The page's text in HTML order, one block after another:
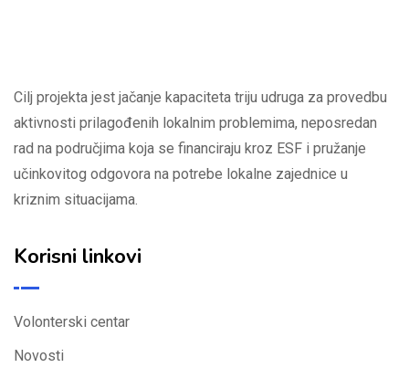
Cilj projekta jest jačanje kapaciteta triju udruga za provedbu
aktivnosti prilagođenih lokalnim problemima, neposredan
rad na područjima koja se financiraju kroz ESF i pružanje
učinkovitog odgovora na potrebe lokalne zajednice u
kriznim situacijama.
Korisni linkovi
Volonterski centar
Novosti